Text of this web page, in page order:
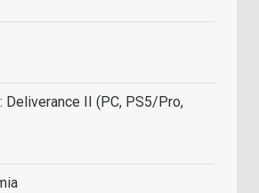
Deliverance II (PC, PS5/Pro,